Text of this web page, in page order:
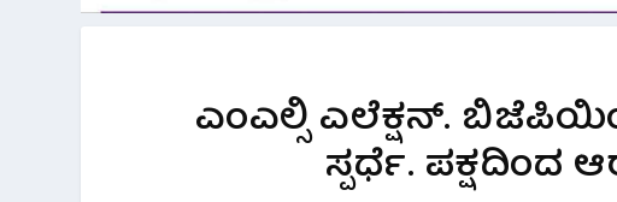
ಎಂಎಲ್ಸಿ ಎಲೆಕ್ಷನ್.
ಸ್ಪರ್ಧೆ. ಪಕ್ಷದಿಂದ